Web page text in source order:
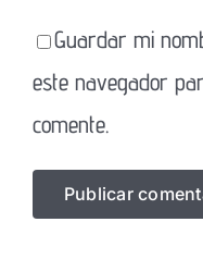
Guardar mi
este navegador
comente.